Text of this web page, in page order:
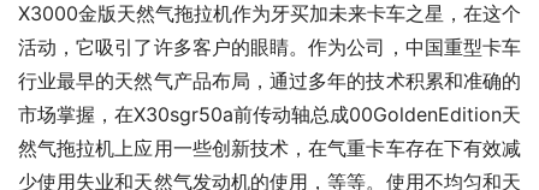
X3000金版天然气拖拉机作为牙买加未来卡车之星，在这个
活动，它吸引了许多客户的眼睛。作为公司，中国重型卡车
行业最早的天然气产品布局，通过多年的技术积累和准确的
市场掌握，在X30sgr50a前传动轴总成00GoldenEdition天
然气拖拉机上应用一些创新技术，在气重卡车存在下有效减
少使用失业和天然气发动机的使用，等等。使用不均匀和天